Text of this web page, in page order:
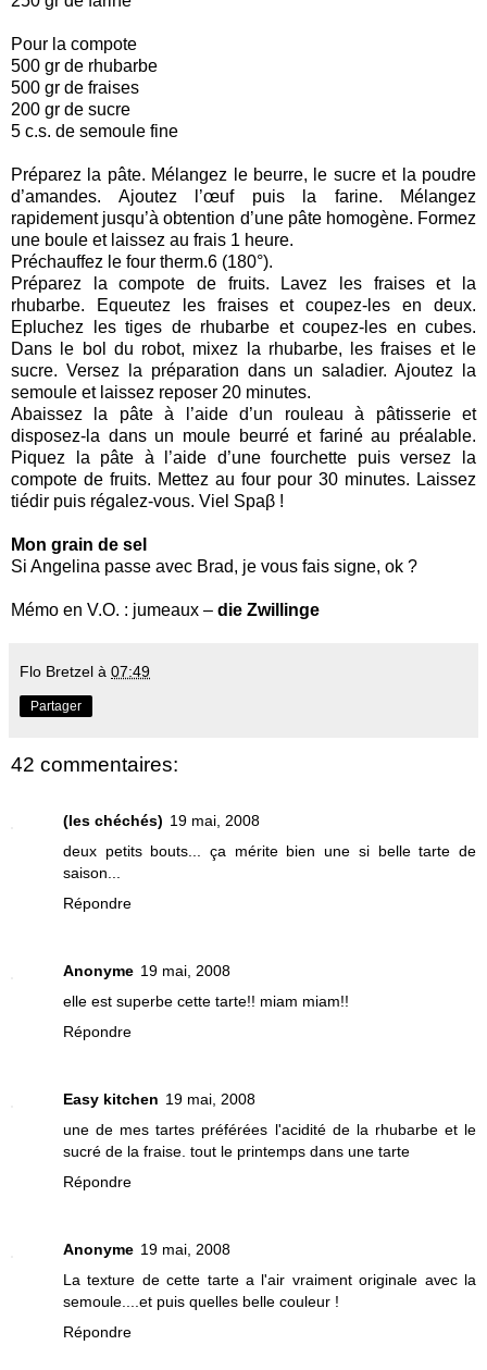
Pour la compote
500 gr de rhubarbe
500 gr de fraises
200 gr de sucre
5 c.s. de semoule fine
Préparez la pâte. Mélangez le beurre, le sucre et la poudre
d’amandes. Ajoutez l’œuf puis la farine. Mélangez
rapidement jusqu’à obtention d’une pâte homogène. Formez
une boule et laissez au frais 1 heure.
Préchauffez le four therm.6 (180°).
Préparez la compote de fruits. Lavez les fraises et la
rhubarbe. Equeutez les fraises et coupez-les en deux.
Epluchez les tiges de rhubarbe et coupez-les en cubes.
Dans le bol du robot, mixez la rhubarbe, les fraises et le
sucre. Versez la préparation dans un saladier. Ajoutez la
semoule et laissez reposer 20 minutes.
Abaissez la pâte à l’aide d’un rouleau à pâtisserie et
disposez-la dans un moule beurré et fariné au préalable.
Piquez la pâte à l’aide d’une fourchette puis versez la
compote de fruits. Mettez au four pour 30 minutes. Laissez
tiédir puis régalez-vous. Viel Spaβ !
Mon grain de sel
Si Angelina passe avec Brad, je vous fais signe, ok ?
Mémo en V.O. : jumeaux – die Zwillinge
Flo Bretzel à 07:49
Partager
42 commentaires:
(les chéchés) 19 mai, 2008
deux petits bouts... ça mérite bien une si belle tarte de
saison...
Répondre
Anonyme 19 mai, 2008
elle est superbe cette tarte!! miam miam!!
Répondre
Easy kitchen 19 mai, 2008
une de mes tartes préférées l'acidité de la rhubarbe et le
sucré de la fraise. tout le printemps dans une tarte
Répondre
Anonyme 19 mai, 2008
La texture de cette tarte a l'air vraiment originale avec la
semoule....et puis quelles belle couleur !
Répondre